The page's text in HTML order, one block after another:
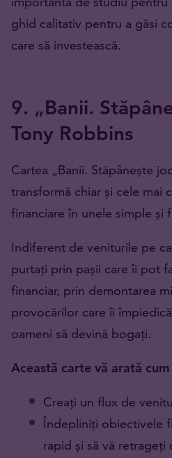
ghid calitativ pentru a găsi
care să investească.
9. „Banii.
Tony Robbins
Cartea „Banii. Stăpânește
transformă chiar și cele mai
financiare în unele simple și
Indiferent de veniturile pe
purtați prin pașii care îi pot
financiar, prin demontarea
provocărilor care îi
oameni să devină bogați.
Această carte vă arată cum
Creați un flux de
Îndepliniți obiectivele
rapid și să vă retrageți